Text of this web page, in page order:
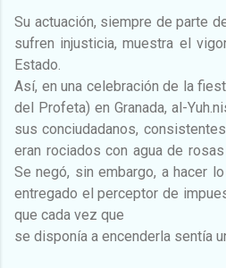
Su actuación, siempre de parte
sufren injusticia, muestra el
Estado.
Así, en una celebración de la
del Profeta) en Granada, al-
sus conciudadanos,
eran rociados con agua de
Se negó, sin embargo, a hacer
entregado el perceptor de
que cada vez que
se disponía a encenderla sentía